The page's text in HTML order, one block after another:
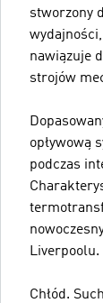
stworzony
nawiązuje
strojów
opływową
podczas
Liverpoolu.
Chłód.